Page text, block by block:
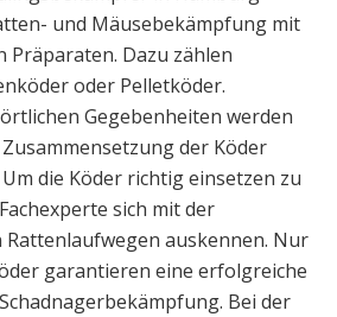
und Mäusebekämpfung mit
Präparaten. Dazu zählen
oder Pelletköder.
Gegebenheiten werden
der Köder
die Köder richtig einsetzen zu
sich mit der
auskennen. Nur
garantieren eine erfolgreiche
Bei der